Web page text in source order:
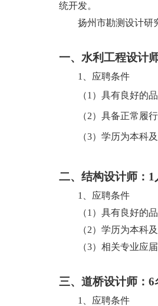
统开发。
扬州市勘测设计研
一、 水利工程设计
1、 应聘条件
（1）具有良好的
（2）具备正常履
（3）学历为本科
二、 结构设计师： 1
1、应聘条件
（1）具有良好的
（2）学历为本科
（3）相关专业应
三、 道桥设计师： 6
1、 应聘条件